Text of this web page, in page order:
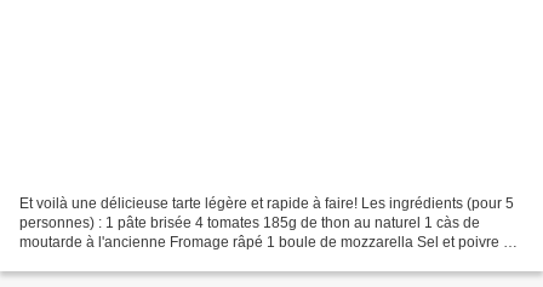
Et voilà une délicieuse tarte légère et rapide à faire! Les ingrédients (pour 5
personnes) : 1 pâte brisée 4 tomates 185g de thon au naturel 1 càs de
moutarde à l'ancienne Fromage râpé 1 boule de mozzarella Sel et poivre La